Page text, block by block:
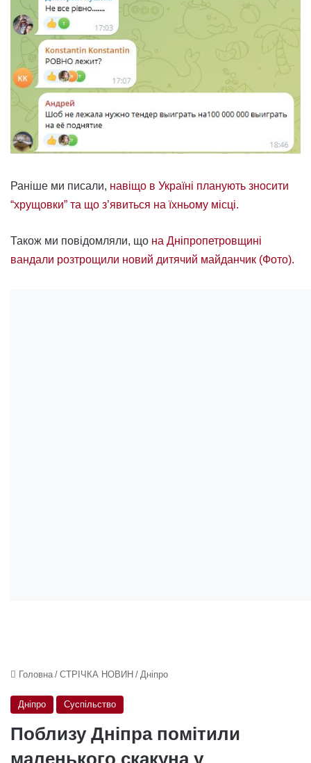
Раніше ми писали, навіщо в Україні планують зносити
“хрущовки” та що з’явиться на їхньому місці.
Також ми повідомляли, що на Дніпропетровщині
вандали розтрощили новий дитячий майданчик (Фото).